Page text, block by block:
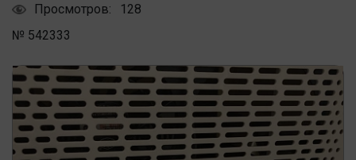
Просмотров:
128
№ 542333